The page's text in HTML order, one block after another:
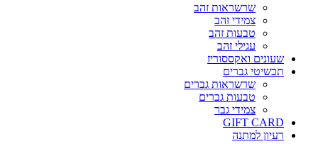
שרשראות זהב
צמידי זהב
טבעות זהב
עגילי זהב
שעונים ואקססוריז
תכשיטי גברים
שרשראות גברים
טבעות גברים
צמידי גבר
GIFT CARD
רעיון למתנה